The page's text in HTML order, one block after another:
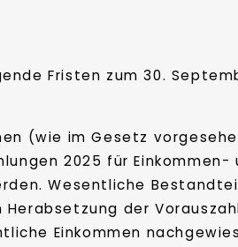
Fristen zum 30.
(wie im Gesetz
2025 für
Wesentliche
der
Einkommen